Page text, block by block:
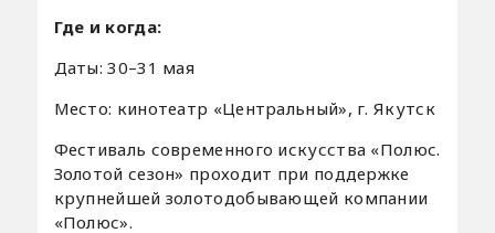
Где и когда:
Даты: 30–31 мая
Место: кинотеатр «Центральный», г. Якутск
Фестиваль современного искусства «Полюс.
Золотой сезон» проходит при поддержке
крупнейшей золотодобывающей компании
«Полюс».